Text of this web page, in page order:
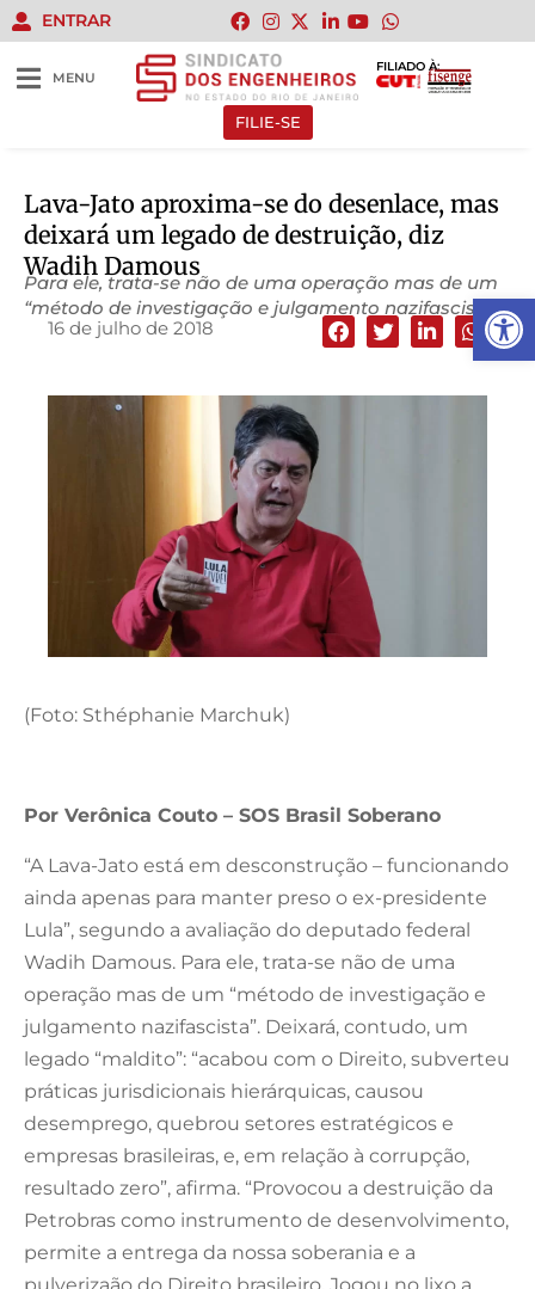
Abrir
ENTRAR
MENU
FILIADO À:
FILIE-SE
Lava-Jato aproxima-se do desenlace, mas
deixará um legado de destruição, diz
Wadih Damous
Para ele, trata-se não de uma operação mas de um
“método de investigação e julgamento nazifascista”.
16 de julho de 2018
(Foto: Sthéphanie Marchuk)
Por Verônica Couto – SOS Brasil Soberano
“A Lava-Jato está em desconstrução – funcionando
ainda apenas para manter preso o ex-presidente
Lula”, segundo a avaliação do deputado federal
Wadih Damous. Para ele, trata-se não de uma
operação mas de um “método de investigação e
julgamento nazifascista”. Deixará, contudo, um
legado “maldito”: “acabou com o Direito, subverteu
práticas jurisdicionais hierárquicas, causou
desemprego, quebrou setores estratégicos e
empresas brasileiras, e, em relação à corrupção,
resultado zero”, afirma. “Provocou a destruição da
Petrobras como instrumento de desenvolvimento,
permite a entrega da nossa soberania e a